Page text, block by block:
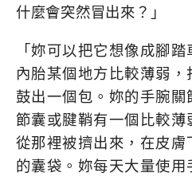
什麼會突然冒出來？」
「妳可以把它想像成腳
內胎某個地方比較薄弱
鼓出一個包。妳的手腕
節囊或腱鞘有一個比較
從那裡被擠出來，在皮
的囊袋。妳每天大量使